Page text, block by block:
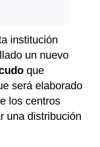
institución
un nuevo
que
será elaborado
los centros
una distribución